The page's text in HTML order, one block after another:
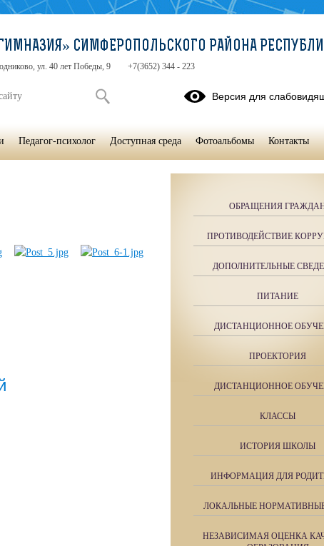
ОБРАЩЕНИЯ
ПРОТИВОДЕЙСТВИЕ
ДОПОЛНИТЕЛЬНЫЕ
ПИТАНИЕ
ДИСТАНЦИОННОЕ
ПРОЕКТОРИЯ
ДИСТАНЦИОННОЕ
КЛАССЫ
ИСТОРИЯ ШКОЛЫ
ИНФОРМАЦИЯ ДЛЯ
ЛОКАЛЬНЫЕ
НЕЗАВИСИМАЯ ОЦЕНКА
СИМФЕРОПОЛЬСКОГО РАЙОНА
ул. 40 лет Победы, 9 +7(3652) 344 - 223
Версия для
Педагог-психолог Доступная среда Фотоальбомы Контакты